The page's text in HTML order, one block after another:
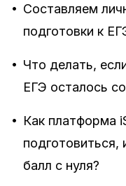
• Составляем
подготовки к
• Что делать,
ЕГЭ осталось
• Как платформа
подготовиться,
балл с нуля?